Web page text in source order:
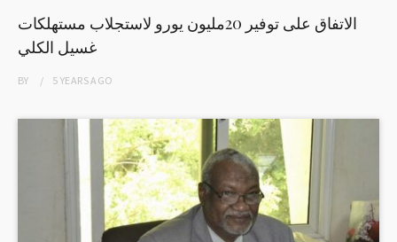
الاتفاق على توفير 20مليون يورو لاستجلاب مستهلكات
غسيل الكلي
BY 5 YEARSAGO